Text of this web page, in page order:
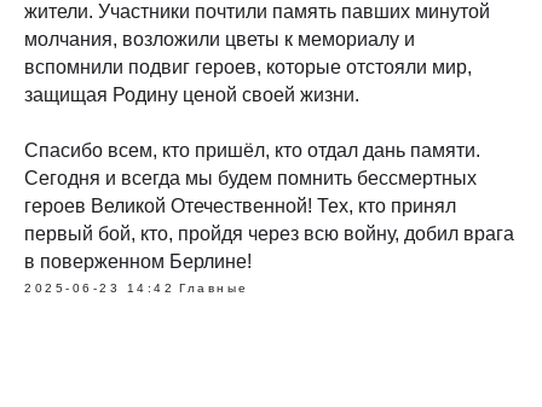
жители. Участники почтили память павших минутой
молчания, возложили цветы к мемориалу и
вспомнили подвиг героев, которые отстояли мир,
защищая Родину ценой своей жизни.
Спасибо всем, кто пришёл, кто отдал дань памяти.
Сегодня и всегда мы будем помнить бессмертных
героев Великой Отечественной! Тех, кто принял
первый бой, кто, пройдя через всю войну, добил врага
в поверженном Берлине!
2025-06-23 14:42 Главные